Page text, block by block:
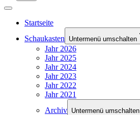
Startseite
Schaukasten
Untermenü umschalten
Jahr 2026
Jahr 2025
Jahr 2024
Jahr 2023
Jahr 2022
Jahr 2021
Archiv Untermenü umschalten